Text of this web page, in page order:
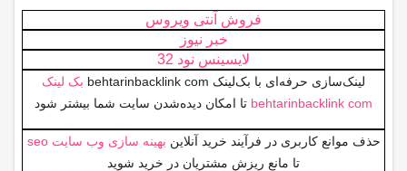
فروش آنتی ویروس
خبر نیوز
لایسینس نود 32
لینک‌سازی حرفه‌ای با بک‌لینک behtarinbacklink com
بک لینک
behtarinbacklink com تا امکان دیده‌شدن سایت شما بیشتر شود
حذف موانع کاربری در فرآیند خرید آنلاین بهینه سازی وب سایت seo
تا مانع ریزش مشتریان در خرید شوید